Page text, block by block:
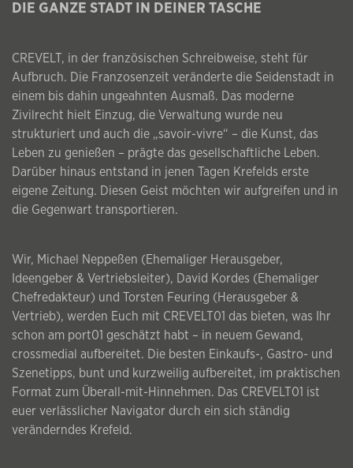
DIE GANZE STADT IN DEINER TASCHE
CREVELT, in der französischen Schreibweise, steht für
Aufbruch. Die Franzosenzeit veränderte die Seidenstadt in
einem bis dahin ungeahnten Ausmaß. Das moderne
Zivilrecht hielt Einzug, die Verwaltung wurde neu
strukturiert und auch die „savoir-vivre“ – die Kunst, das
Leben zu genießen – prägte das gesellschaftliche Leben.
Darüber hinaus entstand in jenen Tagen Krefelds erste
eigene Zeitung. Diesen Geist möchten wir aufgreifen und in
die Gegenwart transportieren.
Wir, Michael Neppeßen (Ehemaliger Herausgeber,
Ideengeber & Vertriebsleiter), David Kordes (Ehemaliger
Chefredakteur) und Torsten Feuring (Herausgeber &
Vertrieb), werden Euch mit CREVELT01 das bieten, was Ihr
schon am port01 geschätzt habt – in neuem Gewand,
crossmedial aufbereitet. Die besten Einkaufs-, Gastro- und
Szenetipps, bunt und kurzweilig aufbereitet, im praktischen
Format zum Überall-mit-Hinnehmen. Das CREVELT01 ist
euer verlässlicher Navigator durch ein sich ständig
veränderndes Krefeld.